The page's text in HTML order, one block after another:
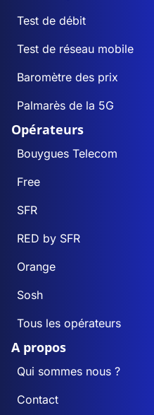
Test de débit
Test de réseau mobile
Baromètre des prix
Palmarès de la 5G
Opérateurs
Bouygues Telecom
Free
SFR
RED by SFR
Orange
Sosh
Tous les opérateurs
A propos
Qui sommes nous ?
Contact